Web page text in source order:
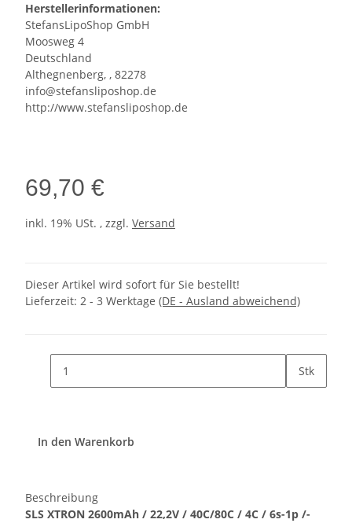
Herstellerinformationen:
StefansLipoShop GmbH
Moosweg 4
Deutschland
Althegnenberg, , 82278
info@stefansliposhop.de
http://www.stefansliposhop.de
69,70 €
inkl. 19% USt. , zzgl. Versand
Dieser Artikel wird sofort für Sie bestellt!
Lieferzeit: 2 - 3 Werktage (DE - Ausland abweichend)
Stk
In den Warenkorb
Beschreibung
SLS XTRON 2600mAh / 22,2V / 40C/80C / 4C / 6s-1p /-